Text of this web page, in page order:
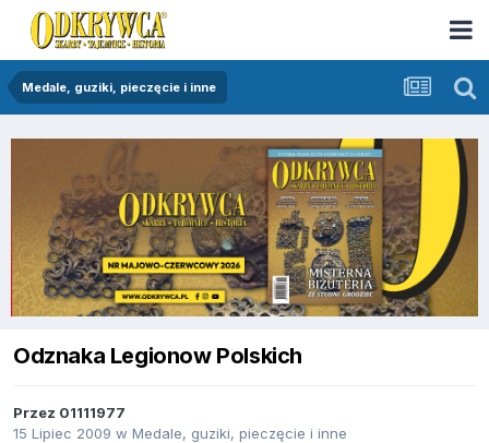
Medale, guziki, pieczęcie i inne
Odznaka Legionow Polskich
Przez 01111977
15 Lipiec 2009 w Medale, guziki, pieczęcie i inne